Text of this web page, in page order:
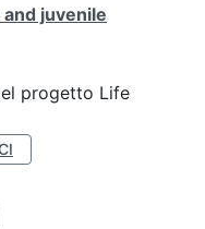
juvenile
progetto Life